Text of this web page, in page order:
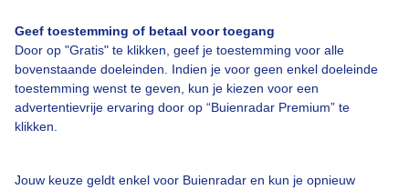
Geef toestemming of betaal voor toegang
Door op "Gratis" te klikken, geef je toestemming voor alle
bovenstaande doeleinden. Indien je voor geen enkel doeleinde
toestemming wenst te geven, kun je kiezen voor een
advertentievrije ervaring door op “Buienradar Premium” te
klikken.
Jouw keuze geldt enkel voor Buienradar en kun je opnieuw
Contact
Toegankelijkheid
Gebruikersvoorwaarden
Buienradar Team